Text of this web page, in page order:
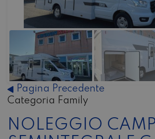
Pagina Precedente
Categoria Family
NOLEGGIO